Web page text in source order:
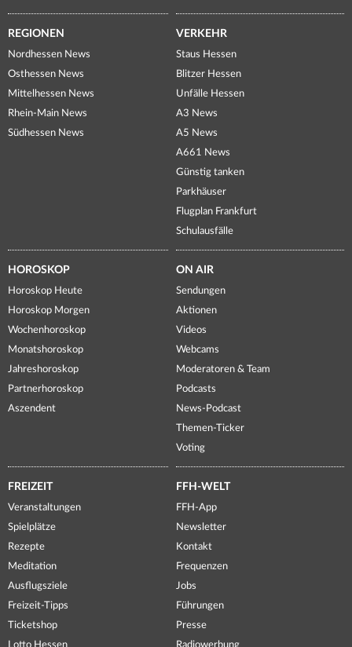
REGIONEN
Nordhessen News
Osthessen News
Mittelhessen News
Rhein-Main News
Südhessen News
VERKEHR
Staus Hessen
Blitzer Hessen
Unfälle Hessen
A3 News
A5 News
A661 News
Günstig tanken
Parkhäuser
Flugplan Frankfurt
Schulausfälle
HOROSKOP
Horoskop Heute
Horoskop Morgen
Wochenhoroskop
Monatshoroskop
Jahreshoroskop
Partnerhoroskop
Aszendent
ON AIR
Sendungen
Aktionen
Videos
Webcams
Moderatoren & Team
Podcasts
News-Podcast
Themen-Ticker
Voting
FREIZEIT
Veranstaltungen
Spielplätze
Rezepte
Meditation
Ausflugsziele
Freizeit-Tipps
Ticketshop
Lotto Hessen
FFH-WELT
FFH-App
Newsletter
Kontakt
Frequenzen
Jobs
Führungen
Presse
Radiowerbung